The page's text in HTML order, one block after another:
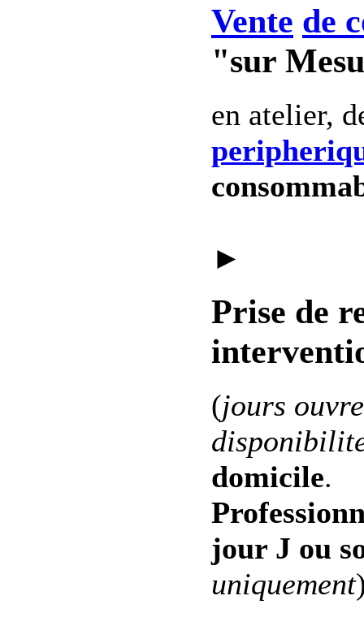
Vente de
"sur
en atelier,
►
Prise de
(jours
domicile.
jour J ou
uniquement